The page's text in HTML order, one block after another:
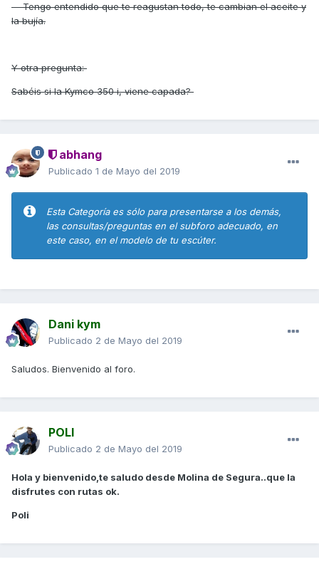
Tengo entendido que te reagustan todo, te cambian el aceite y
la bujía.
Y otra pregunta:
Sabéis si la Kymco 350 i, viene capada?
abhang
Publicado 1 de Mayo del 2019
Esta Categoría es sólo para presentarse a los demás,
las consultas/preguntas en el subforo adecuado, en
este caso, en el modelo de tu escúter.
Dani kym
Publicado 2 de Mayo del 2019
Saludos. Bienvenido al foro.
POLI
Publicado 2 de Mayo del 2019
Hola y bienvenido,te saludo desde Molina de Segura..que la
disfrutes con rutas ok.
Poli